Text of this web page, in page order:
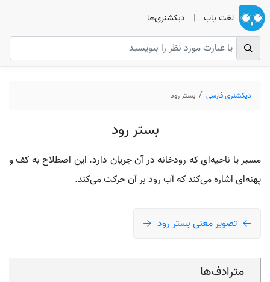
لغت یاب | دیکشنری‌ها
دیکشنری فارسی بستر رود
بستر رود
مسیر یا ناحیه‌ای که رودخانه در آن جریان دارد. این اصطلاح به کف و
پهنه‌ای اشاره می‌کند که آب رود بر آن حرکت می‌کند.
تصویر معنی بستر رود
مترادف‌ها